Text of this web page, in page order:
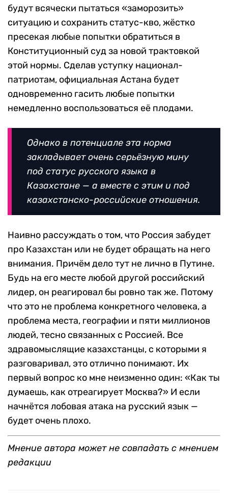
будут всячески пытаться «заморозить»
ситуацию и сохранить статус-кво, жёстко
пресекая любые попытки обратиться в
Конституционный суд за новой трактовкой
этой нормы. Сделав уступку национал-
патриотам, официальная Астана будет
одновременно гасить любые попытки
немедленно воспользоваться её плодами.
Однако в потенциале эта норма
закладывает очень серьёзную мину
под статус русского языка в
Казахстане — а вместе с этим и под
казахстанско-российские отношения.
Наивно рассуждать о том, что Россия забудет
про Казахстан или не будет обращать на него
внимания. Причём дело тут не лично в Путине.
Будь на его месте любой другой российский
лидер, он реагировал бы ровно так же. Потому
что это не проблема конкретного человека, а
проблема места, географии и пяти миллионов
людей, тесно связанных с Россией. Все
здравомыслящие казахстанцы, с которыми я
разговаривал, это отлично понимают. Их
первый вопрос ко мне неизменно один: «Как ты
думаешь, как отреагирует Москва?» И если
начнётся лобовая атака на русский язык —
будет очень плохо.
Мнение автора может не совпадать с мнением
редакции